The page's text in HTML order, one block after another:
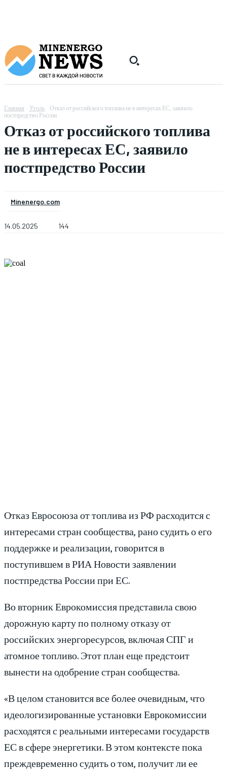
Главная Уголь
Отказ от российского топлива не в интересах ЕС, заявило
постпредство России
Отказ от российского топлива
не в интересах ЕС, заявило
постпредство России
Minenergo.com
14.05.2025 144
Отказ Евросоюза от топлива из РФ расходится с
интересами стран сообщества, рано судить о его
поддержке и реализации, говорится в
поступившем в РИА Новости заявлении
постпредства России при ЕС.
Во вторник Еврокомиссия представила свою
дорожную карту по полному отказу от
российских энергоресурсов, включая СПГ и
атомное топливо. Этот план еще предстоит
вынести на одобрение стран сообщества.
«В целом становится все более очевидным, что
идеологизированные установки Еврокомиссии
расходятся с реальными интересами государств
ЕС в сфере энергетики. В этом контексте пока
преждевременно судить о том, получит ли ее